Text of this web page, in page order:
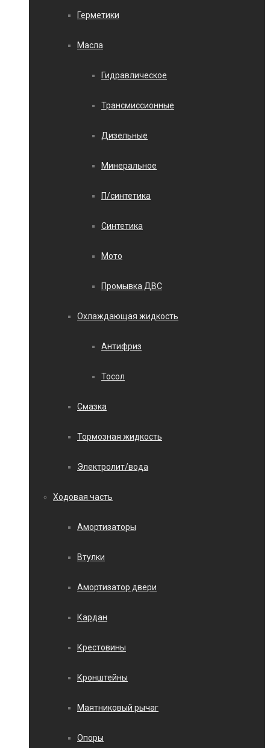
Герметики
Масла
Гидравлическое
Трансмиссионные
Дизельные
Минеральное
П/синтетика
Синтетика
Мото
Промывка ДВС
Охлаждающая жидкость
Антифриз
Тосол
Смазка
Тормозная жидкость
Электролит/вода
Ходовая часть
Амортизаторы
Втулки
Амортизатор двери
Кардан
Крестовины
Кронштейны
Маятниковый рычаг
Опоры